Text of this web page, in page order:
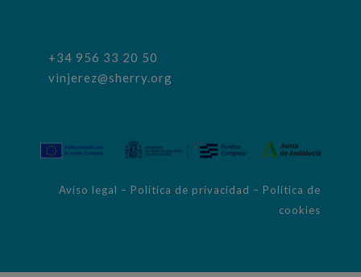
+34 956 33 20 50
vinjerez@sherry.org
Aviso legal – Política de privacidad – Política de
cookies